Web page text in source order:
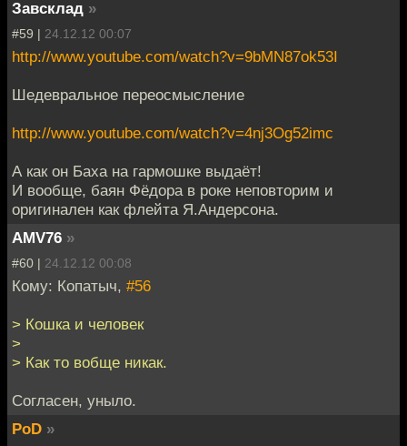
Завсклад »
#59 | 24.12.12 00:07
http://www.youtube.com/watch?v=9bMN87ok53I
Шедевральное переосмысление
http://www.youtube.com/watch?v=4nj3Og52imc
А как он Баха на гармошке выдаёт!
И вообще, баян Фёдора в роке неповторим и
оригинален как флейта Я.Андерсона.
AMV76 »
#60 | 24.12.12 00:08
Кому: Копатыч, #56
> Кошка и человек
>
> Как то вобще никак.
Согласен, уныло.
PoD »